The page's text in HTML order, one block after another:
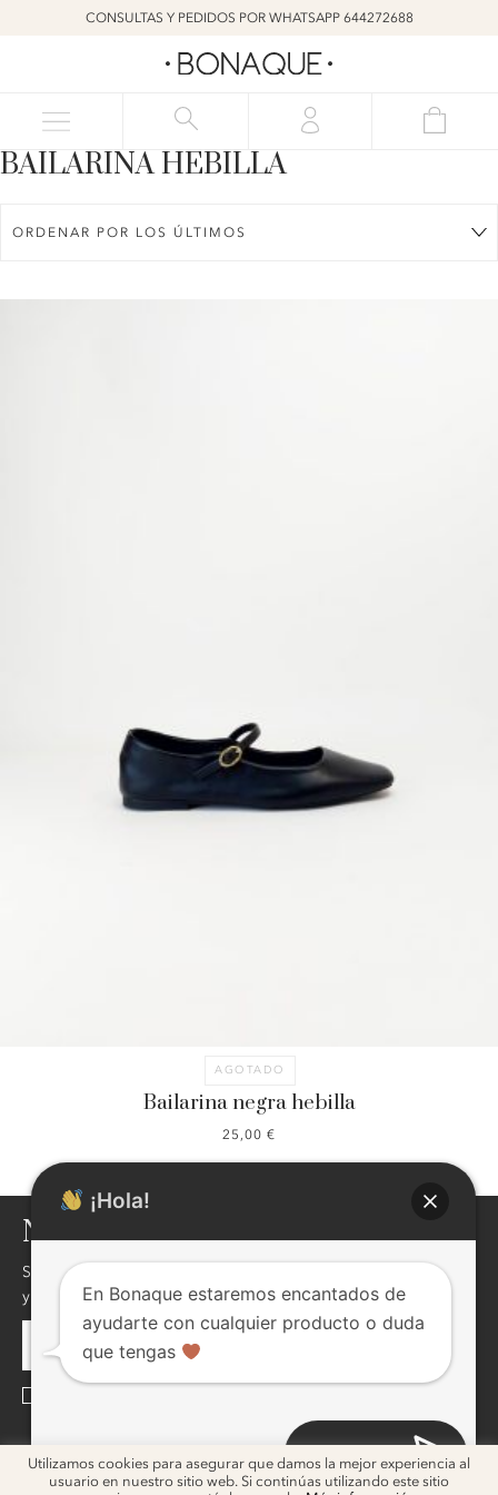
CONSULTAS Y PEDIDOS POR WHATSAPP 644272688
BAILARINA HEBILLA
AGOTADO
Bailarina negra hebilla
25,00 €
NEWSLETTER
Si quieres enterarte de nuestras novedades,descuentos,eventos
y mucho más ! inscribite, seguro te va a interesar !
ig ig
2026 © Bonaque. DiseñoMelon Blanc
Utilizamos cookies para asegurar que damos la mejor experiencia al
usuario en nuestro sitio web. Si continúas utilizando este sitio
Abrir chat
¡Hola!
En Bonaque estaremos encantados de
ayudarte con cualquier producto o duda
que tengas